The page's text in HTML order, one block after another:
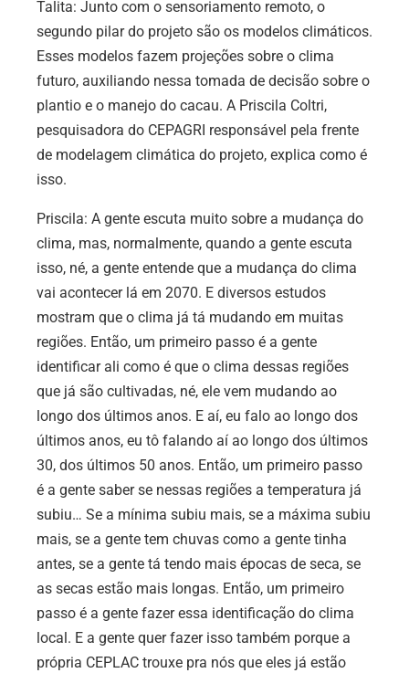
Talita: Junto com o sensoriamento remoto, o
segundo pilar do projeto são os modelos climáticos.
Esses modelos fazem projeções sobre o clima
futuro, auxiliando nessa tomada de decisão sobre o
plantio e o manejo do cacau. A Priscila Coltri,
pesquisadora do CEPAGRI responsável pela frente
de modelagem climática do projeto, explica como é
isso.
Priscila: A gente escuta muito sobre a mudança do
clima, mas, normalmente, quando a gente escuta
isso, né, a gente entende que a mudança do clima
vai acontecer lá em 2070. E diversos estudos
mostram que o clima já tá mudando em muitas
regiões. Então, um primeiro passo é a gente
identificar ali como é que o clima dessas regiões
que já são cultivadas, né, ele vem mudando ao
longo dos últimos anos. E aí, eu falo ao longo dos
últimos anos, eu tô falando aí ao longo dos últimos
30, dos últimos 50 anos. Então, um primeiro passo
é a gente saber se nessas regiões a temperatura já
subiu… Se a mínima subiu mais, se a máxima subiu
mais, se a gente tem chuvas como a gente tinha
antes, se a gente tá tendo mais épocas de seca, se
as secas estão mais longas. Então, um primeiro
passo é a gente fazer essa identificação do clima
local. E a gente quer fazer isso também porque a
própria CEPLAC trouxe pra nós que eles já estão